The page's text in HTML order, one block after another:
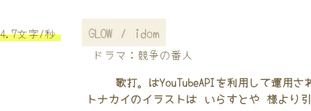
4.7文字/秒 GLOW / idom
ドラマ：競争の番人
歌打。はYouTubeAPIを利用して運用さ
トナカイのイラストは いらすとや 様より